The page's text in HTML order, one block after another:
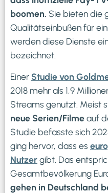
boomen. Sie bieten die
Qualitätseinbußen für
werden diese Dienste
bezeichnet.
Einer Studie von
2018 mehr als 1,9
Streams genutzt. Meist
neue Serien/Filmeauf
Studie befasste sich
ging hervor, dass es
Nutzergibt. Das
Gesamtbevölkerung
gehen in Deutschland